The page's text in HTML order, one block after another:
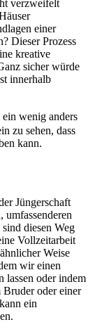
verzweifelt
einer
Dieser Prozess
kreative
sicher würde
innerhalb
wenig anders
zu sehen, dass
kann.
Jüngerschaft
diesen Weg
Vollzeitarbeit
Weise
wir einen
lassen oder indem
Bruder oder einer
ein